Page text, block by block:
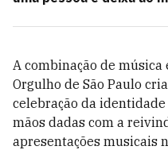
A combinação de
Orgulho de São Paulo
celebração da
mãos dadas com a
apresentações musicais